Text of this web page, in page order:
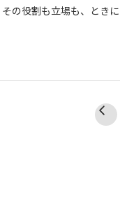
の役割も立場も、とき